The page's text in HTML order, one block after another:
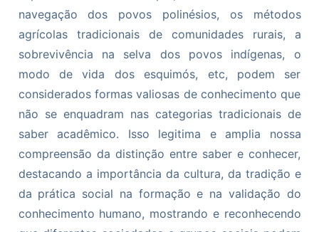
navegação dos povos polinésios, os métodos
agrícolas tradicionais de comunidades rurais, a
sobrevivência na selva dos povos indígenas, o
modo de vida dos esquimós, etc, podem ser
considerados formas valiosas de conhecimento que
não se enquadram nas categorias tradicionais de
saber acadêmico. Isso legitima e amplia nossa
compreensão da distinção entre saber e conhecer,
destacando a importância da cultura, da tradição e
da prática social na formação e na validação do
conhecimento humano, mostrando e reconhecendo